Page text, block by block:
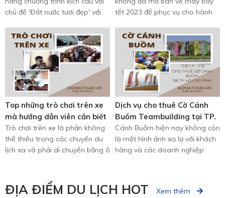
chủ đề 'Đất nước tươi đẹp' với
tết 2023 để phục vụ cho hành
dịp ...
Top những trò chơi trên xe
mà hướng dẫn viên cần biết
Trò chơi trên xe là phần không
thể thiếu trong các chuyến du
lịch xa và phải di chuyển bằng ô
Dịch vụ cho thuê Cờ Cánh
Buồm Teambuilding tại TP.
Hồ Chí Minh
Cánh Buồm hiện nay không còn
là một hình ảnh xa lạ với khách
hàng và các doanh nghiệp
ĐỊA ĐIỂM DU LỊCH HOT Xem thêm